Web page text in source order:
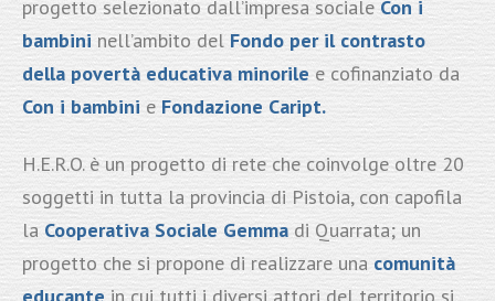
progetto selezionato dall’impresa socialeCon i
bambini nell’ambito del Fondo per il contrasto
della povertà educativa minorilee cofinanziato da
Con i bambini e Fondazione Caript.
H.E.R.O. è un progetto di rete che coinvolge oltre 20
soggetti in tutta la provincia di Pistoia, con capofila
la Cooperativa Sociale Gemmadi Quarrata; un
progetto che si propone di realizzare una comunità